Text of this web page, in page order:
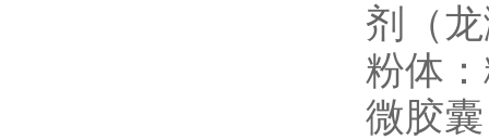
剂（
粉体
微胶